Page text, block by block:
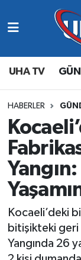
UHA TV
HABERLER
Kocaeli’deki
bitişikteki geri
Yangında 26
Abone Ol
Gündem
Ekonomi
Magazin
Siyaset
Spor
Yaşam
Nöbetçi
Hava
Namaz
Trafik
Süper Lig
Tüm
Son
Haber